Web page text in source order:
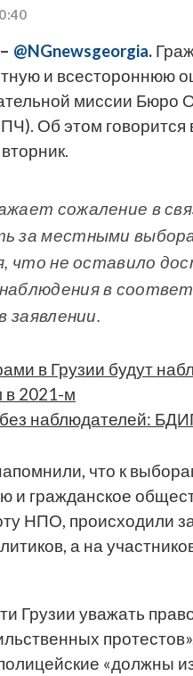
@NGnewsgeorgia.
и всестороннюю
миссии Бюро
Об этом говорится
сожаление в
за местными
что не оставило
в
заявлении.
в Грузии будут
в 2021-м
наблюдателей:
что к
и гражданское
НПО, происходили
а на
Грузии уважать
«должны